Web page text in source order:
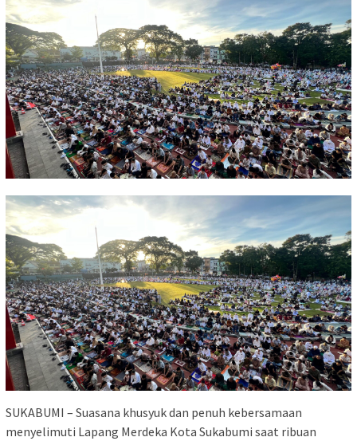
SUKABUMI – Suasana khusyuk dan penuh kebersamaan
menyelimuti Lapang Merdeka Kota Sukabumi saat ribuan